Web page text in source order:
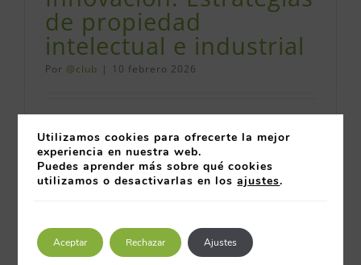
de propiedad
intelectual e industrial
Por @club | 10 febrero 2026
Más información
Utilizamos cookies para ofrecerte la mejor
experiencia en nuestra web.
Puedes aprender más sobre qué cookies
utilizamos o desactivarlas en losajustes.
Aceptar Rechazar Ajustes